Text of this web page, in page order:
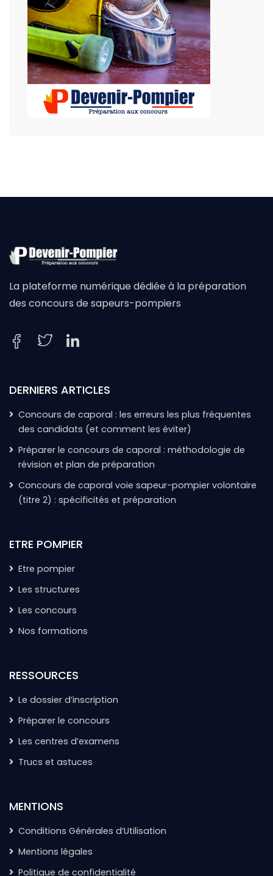
La plateforme numérique dédiée à la préparation
des concours de sapeurs-pompiers
DERNIERS ARTICLES
Concours de caporal : les erreurs les plus fréquentes
des candidats (et comment les éviter)
Préparer le concours de caporal : méthodologie de
révision et plan de préparation
Concours de caporal voie sapeur-pompier volontaire
(titre 2) : spécificités et préparation
ETRE POMPIER
Etre pompier
Les structures
Les concours
Nos formations
RESSOURCES
Le dossier d’inscription
Préparer le concours
Les centres d’examens
Trucs et astuces
MENTIONS
Conditions Générales d’Utilisation
Mentions légales
Politique de confidentialité